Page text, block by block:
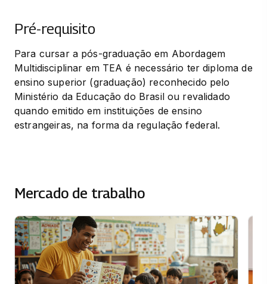
Pré-requisito
Para cursar a pós-graduação em Abordagem
Multidisciplinar em TEA é necessário ter diploma de
ensino superior (graduação) reconhecido pelo
Ministério da Educação do Brasil ou revalidado
quando emitido em instituições de ensino
estrangeiras, na forma da regulação federal.
Mercado de trabalho